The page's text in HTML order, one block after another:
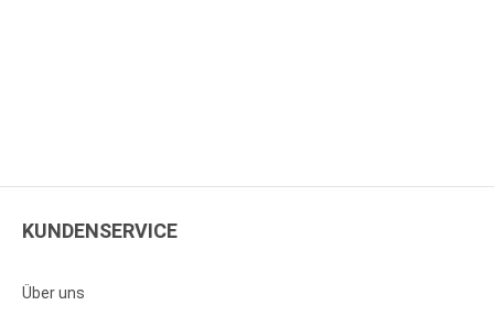
KUNDENSERVICE
Über uns